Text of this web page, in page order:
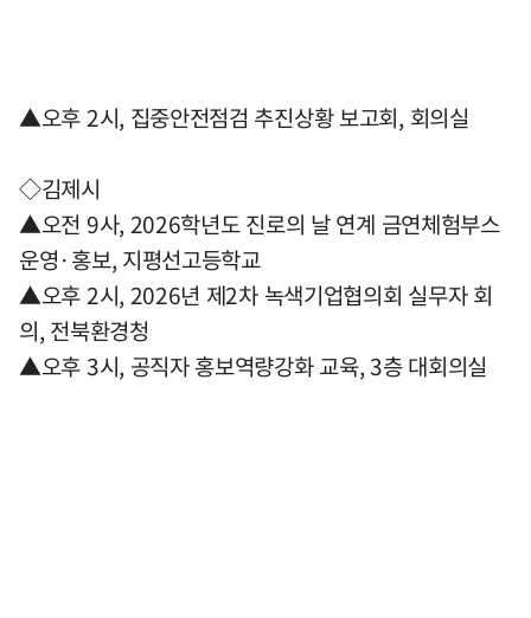
▲오후 2시, 집중안전점검 추진상황 보고회, 회의실
◇김제시
▲오전 9사, 2026학년도 진로의 날 연계 금연체험부스
운영·홍보, 지평선고등학교
▲오후 2시, 2026년 제2차 녹색기업협의회 실무자 회
의, 전북환경청
▲오후 3시, 공직자 홍보역량강화 교육, 3층 대회의실